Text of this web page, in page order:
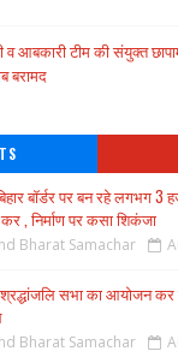
व आबकारी टीम की संयुक्त
बरामद
बॉर्डर पर बन रहे लगभग 3
, निर्माण पर कसा शिकंजा
Bharat Samachar
सभा का आयोजन
Bharat Samachar